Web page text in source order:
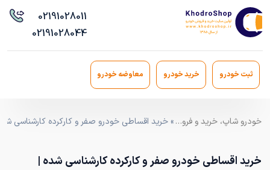
02191028011
02191028044
ثبت خودرو خرید خودرو معاوضه خودرو
خودرو شاپ، خرید و فروش خودرو اقساطی مدل ۹۰ به بالا با ضمانت کارشناسی» خرید اقساطی خودرو صفر و کارکرده کارشناسی
خرید اقساطی خودرو صفر و کارکرده کارشناسی شده |